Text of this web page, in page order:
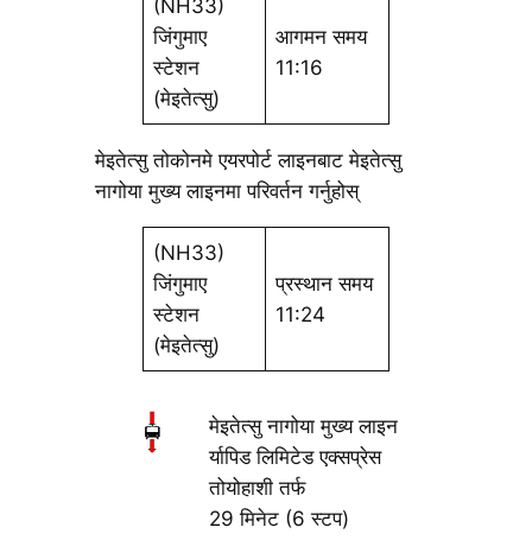
(NH33)
जिंगुमाए
स्टेशन
(मेइतेत्सु)
आगमन समय
11:16
मेइतेत्सु तोकोनमे एयरपोर्ट लाइनबाट मेइतेत्सु
नागोया मुख्य लाइनमा परिवर्तन गर्नुहोस्
(NH33)
जिंगुमाए
स्टेशन
(मेइतेत्सु)
प्रस्थान समय
11:24
मेइतेत्सु नागोया मुख्य लाइन
र्यापिड लिमिटेड एक्सप्रेस
तोयोहाशी तर्फ
29 मिनेट (6 स्टप)